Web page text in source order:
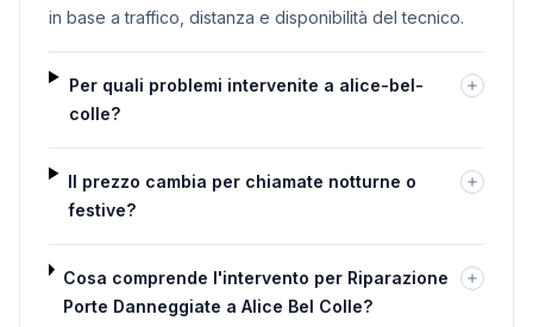
in base a traffico, distanza e disponibilità del tecnico.
Per quali problemi intervenite a alice-bel-
colle?
Il prezzo cambia per chiamate notturne o
festive?
Cosa comprende l'intervento per Riparazione
Porte Danneggiate a Alice Bel Colle?